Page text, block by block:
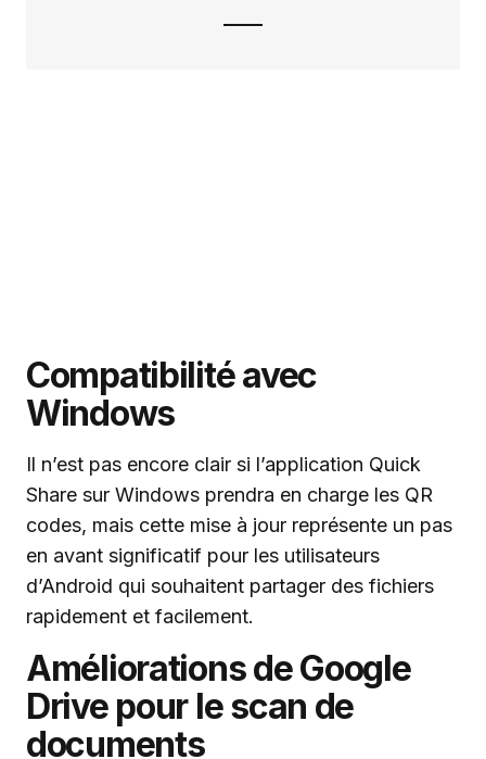
Compatibilité avec
Windows
Il n’est pas encore clair si l’application Quick
Share sur Windows prendra en charge les QR
codes, mais cette mise à jour représente un pas
en avant significatif pour les utilisateurs
d’Android qui souhaitent partager des fichiers
rapidement et facilement.
Améliorations de Google
Drive pour le scan de
documents